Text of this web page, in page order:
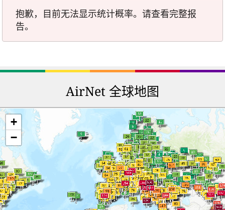
抱歉，目前无法显示统计概率。请查看完整报
告。
AirNet 全球地图
+
−